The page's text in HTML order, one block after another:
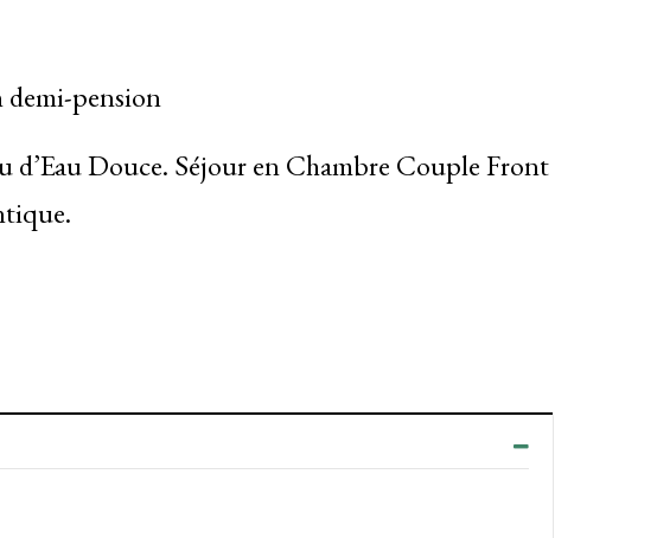
pension
Douce. Séjour en Chambre Couple Front